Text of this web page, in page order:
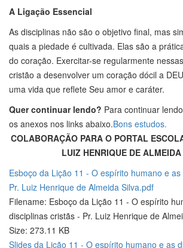
A Ligação Essencial
As disciplinas não são o objetivo final, mas
quais a piedade é cultivada. Elas são a
do coração. Exercitar-se regularmente
cristão a desenvolver um coração dócil a
uma vida que reflete Seu amor e caráter.
Quer continuar lendo? Para continuar
os anexos nos links abaixo.Bons estudos.
COLABORAÇÃO PARA O PORTAL
LUIZ HENRIQUE DE ALMEIDA
Esboço da Lição 11 - O espírito humano e
Pr. Luiz Henrique de Almeida Silva.pdf
Filename: Esboço da Lição 11 - O espírito
disciplinas cristãs - Pr. Luiz Henrique de
Size: 273.11 KB
Slides da Lição 11 - O espírito humano e as